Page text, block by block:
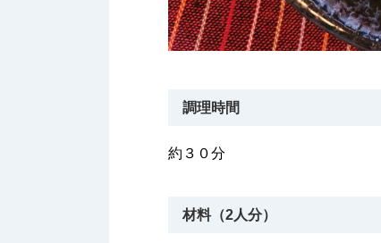
調理時間
約３０分
材料（2人分）